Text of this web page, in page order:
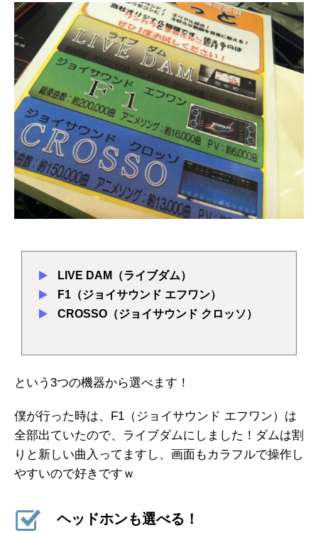
LIVE DAM（ライブダム）
F1（ジョイサウンド エフワン）
CROSSO（ジョイサウンド クロッソ）
という3つの機器から選べます！
僕が行った時は、F1（ジョイサウンド エフワン）は
全部出ていたので、ライブダムにしました！ダムは割
りと新しい曲入ってますし、画面もカラフルで操作し
やすいので好きですｗ
ヘッドホンも選べる！